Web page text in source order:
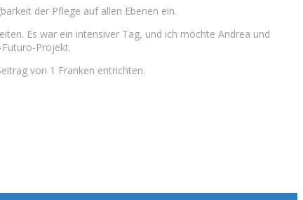
der Pflege auf allen Ebenen ein.
Es war ein intensiver Tag, und ich möchte Andrea und
Projekt.
von 1 Franken entrichten.